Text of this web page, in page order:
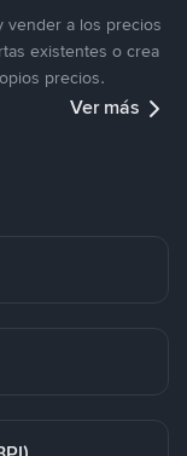
vender a los precios
existentes o crea
precios.
Ver más